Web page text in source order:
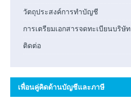
วัตถุประสงค์การทำบัญชี
การเตรียมเอกสารจดทะเบียนบริษัท
ติดต่อ
เพื่อนคู่คิดด้านบัญชีและภาษี